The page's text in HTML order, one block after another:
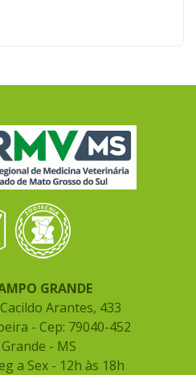
GRANDE
Arantes, 433
- Cep: 79040-452
- MS
a Sex - 12h às 18h